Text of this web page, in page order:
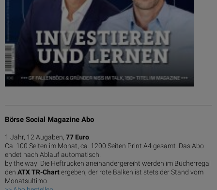
Börse Social Magazine Abo
1 Jahr, 12 Augaben, 77 Euro.
Ca. 100 Seiten im Monat, ca. 1200 Seiten Print A4 gesamt. Das Abo
endet nach Ablauf automatisch.
by the way: Die Heftrücken aneinandergereiht werden im Bücherregal
den ATX TR-Chartergeben, der rote Balken ist stets der Stand vom
Monatsultimo.